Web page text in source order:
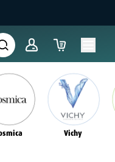
Vichy